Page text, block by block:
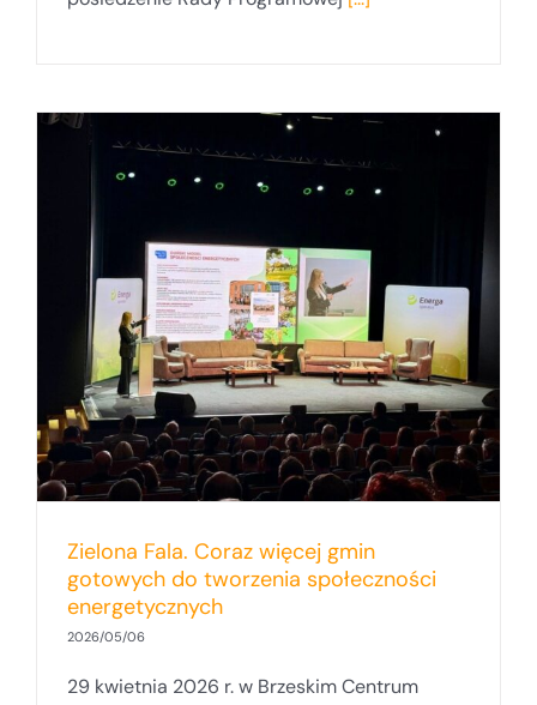
Zielona Fala. Coraz więcej gmin
gotowych do tworzenia społeczności
energetycznych
2026/05/06
29 kwietnia 2026 r. w Brzeskim Centrum